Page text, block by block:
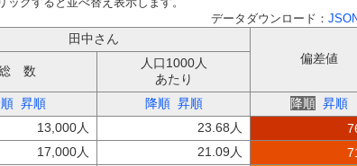
データダウンロード：
田中さん
偏差値
数
人口1000人
あたり
昇順 降順 昇順 降順 昇順
13,000人 23.68人
17,000人 21.09人